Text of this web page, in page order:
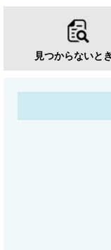
見つからないと